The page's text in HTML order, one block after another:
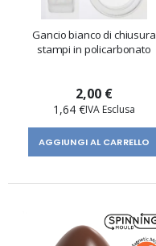
Gancio bianco di chiusura
stampi in policarbonato
2,00 €
1,64 €
AGGIUNGI AL CARRELLO